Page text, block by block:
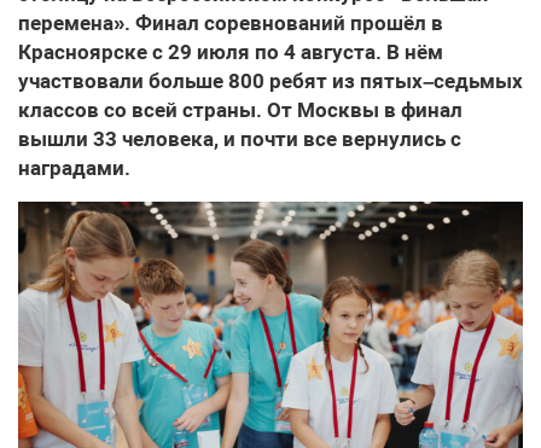
перемена». Финал соревнований прошёл в
Красноярске с 29 июля по 4 августа. В нём
участвовали больше 800 ребят из пятых–седьмых
классов со всей страны. От Москвы в финал
вышли 33 человека, и почти все вернулись с
наградами.